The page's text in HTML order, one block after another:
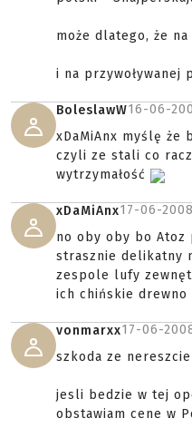
może dlatego, że
i na przywoływanej
BoleslawW16-06-
xDaMiAnx myślę że
czyli ze stali co
wytrzymałość
xDaMiAnx17-06-
no oby oby bo
strasznie delikatny
zespole lufy
ich chińskie drewno
vonmarxx17-06-
szkoda ze nereszcie
jesli bedzie w tej
obstawiam cene w